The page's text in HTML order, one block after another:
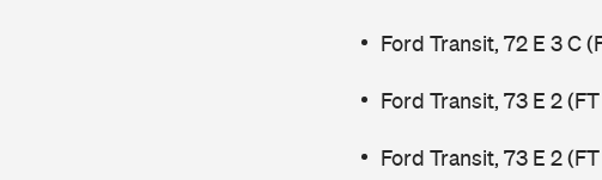
Ford Transit, 72 E 3 C
Ford Transit, 73 E 2
Ford Transit, 73 E 2